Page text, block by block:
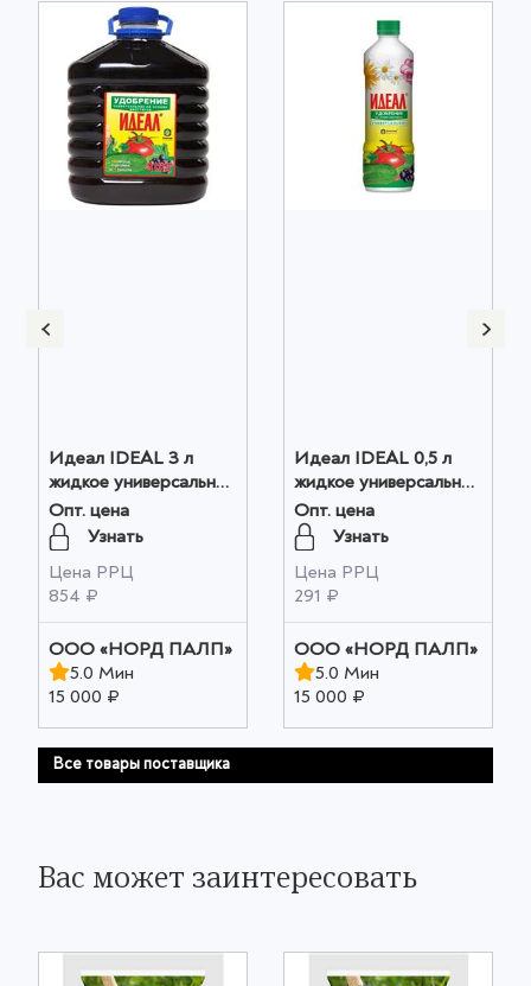
Идеал IDEAL 3 л
жидкое универсальное
удобрение на основе
биогумуса для овощей
и цветов оптом
Опт. цена
Узнать
Цена РРЦ
854 ₽
ООО «НОРД ПАЛП»
5.0 Мин
15 000 ₽
Идеал IDEAL 0,5 л
жидкое универсальное
удобрение на основе
биогумуса для овощей
и цветов оптом
Опт. цена
Узнать
Цена РРЦ
291 ₽
ООО «НОРД ПАЛП»
5.0 Мин
15 000 ₽
Все товары поставщика
Вас может заинтересовать